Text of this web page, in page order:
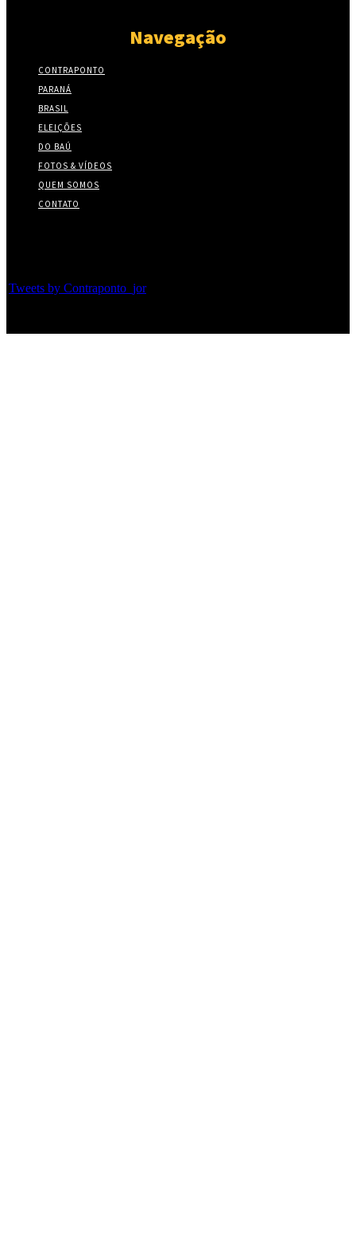
Navegação
CONTRAPONTO
PARANÁ
BRASIL
ELEIÇÕES
DO BAÚ
FOTOS & VÍDEOS
QUEM SOMOS
CONTATO
Tweets by Contraponto_jor